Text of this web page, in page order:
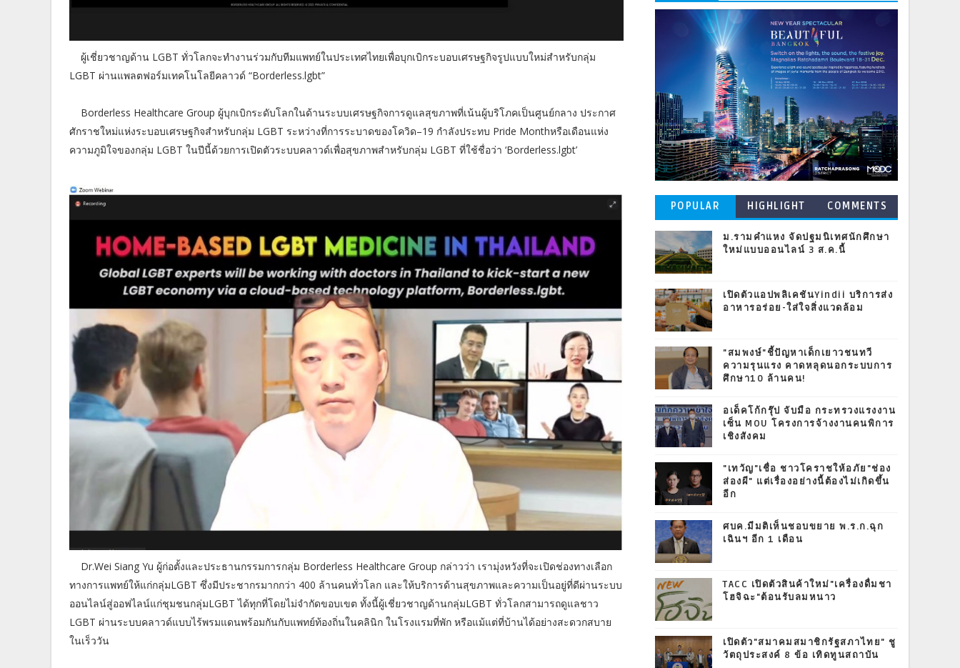
ผู้เชี่ยวชาญด้าน LGBT ทั่วโลกจะทำงานร่วมกับทีมแพทย์ในประเทศไทยเพื่อบุกเบิกระบอบเศรษฐกิจรูปแบบใหม่สำหรับกลุ่ม
LGBT ผ่านแพลตฟอร์มเทคโนโลยีคลาวด์ “Borderless.lgbt”
Borderless Healthcare Group ผู้บุกเบิกระดับโลกในด้านระบบเศรษฐกิจการดูแลสุขภาพที่เน้นผู้บริโภคเป็นศูนย์กลาง ประกาศ
ศักราชใหม่แห่งระบอบเศรษฐกิจสำหรับกลุ่ม LGBT ระหว่างที่การระบาดของโควิด–19 กำลังประทบ Pride Monthหรือเดือนแห่ง
ความภูมิใจของกลุ่ม LGBT ในปีนี้ด้วยการเปิดตัวระบบคลาวด์เพื่อสุขภาพสำหรับกลุ่ม LGBT ที่ใช้ชื่อว่า ‘Borderless.lgbt’
Dr.Wei Siang Yu ผู้ก่อตั้งและประธานกรรมการกลุ่ม Borderless Healthcare Group กล่าวว่า เรามุ่งหวังที่จะเปิดช่องทางเลือก
ทางการแพทย์ให้แก่กลุ่มLGBT ซึ่งมีประชากรมากกว่า 400 ล้านคนทั่วโลก และให้บริการด้านสุขภาพและความเป็นอยู่ที่ดีผ่านระบบ
ออนไลน์สู่ออฟไลน์แก่ชุมชนกลุ่มLGBT ได้ทุกที่โดยไม่จำกัดขอบเขต ทั้งนี้ผู้เชี่ยวชาญด้านกลุ่มLGBT ทั่วโลกสามารถดูแลชาว
LGBT ผ่านระบบคลาวด์แบบไร้พรมแดนพร้อมกันกับแพทย์ท้องถิ่นในคลินิก ในโรงแรมที่พัก หรือแม้แต่ที่บ้านได้อย่างสะดวกสบาย
ในเร็ววัน
POPULAR
POSTS
HIGHLIGHT COMMENTS
ม.รามคำแหง จัดปฐมนิเทศนักศึกษา
ใหม่แบบออนไลน์ 3 ส.ค.นี้
เปิดตัวแอปพลิเคชันYindii บริการส่ง
อาหารอร่อย-ใส่ใจสิ่งแวดล้อม
"สมพงษ์"ชี้ปัญหาเด็กเยาวชนทวี
ความรุนแรง คาดหลุดนอกระบบการ
ศึกษา10 ล้านคน!
อเด็คโก้กรุ๊ป จับมือ กระทรวงแรงงาน
เซ็น MOU โครงการจ้างงานคนพิการ
เชิงสังคม
"เทวัญ"เชื่อ ชาวโคราชให้อภัย"ช่อง
ส่องผี" แต่เรื่องอย่างนี้ต้องไม่เกิดขึ้น
อีก
ศบค.มีมติเห็นชอบขยาย พ.ร.ก.ฉุก
เฉินฯ อีก 1 เดือน
TACC เปิดตัวสินค้าใหม่"เครื่องดื่มชา
โฮจิฉะ"ต้อนรับลมหนาว
เปิดตัว"สมาคมสมาชิกรัฐสภาไทย" ชู
วัตถุประสงค์ 8 ข้อ เทิดทูนสถาบัน